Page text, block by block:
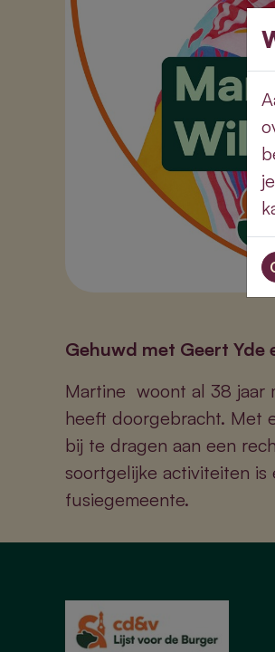
Gehuwd met Geert Yde
Martine woont al 38 jaar
heeft doorgebracht. Met
bij te dragen aan een
soortgelijke activiteiten is
fusiegemeente.